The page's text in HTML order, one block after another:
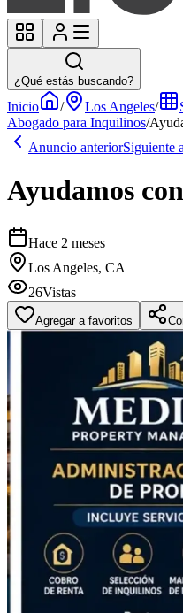
¿Qué estás buscando?
Inicio / Los Angeles/
Abogado para Inquilinos/
Anuncio anteriorSiguiente
Ayudamos
Hace 2 meses
Los Angeles, CA
26Vistas
Agregar a favoritos